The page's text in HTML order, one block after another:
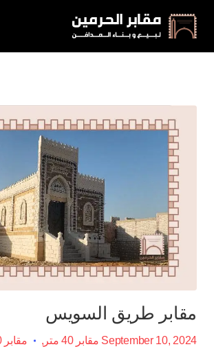
مقابر طريق السويس
September 10, 2024 مقابر 40 متر
مقابر 20 متر